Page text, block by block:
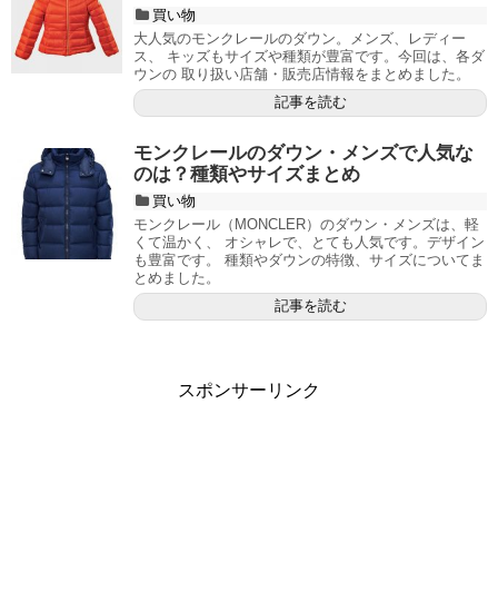
買い物
大人気のモンクレールのダウン。メンズ、レディー
ス、 キッズもサイズや種類が豊富です。今回は、各ダ
ウンの 取り扱い店舗・販売店情報をまとめました。
記事を読む
モンクレールのダウン・メンズで人気な
のは？種類やサイズまとめ
買い物
モンクレール（MONCLER）のダウン・メンズは、軽
くて温かく、 オシャレで、とても人気です。デザイン
も豊富です。 種類やダウンの特徴、サイズについてま
とめました。
記事を読む
スポンサーリンク